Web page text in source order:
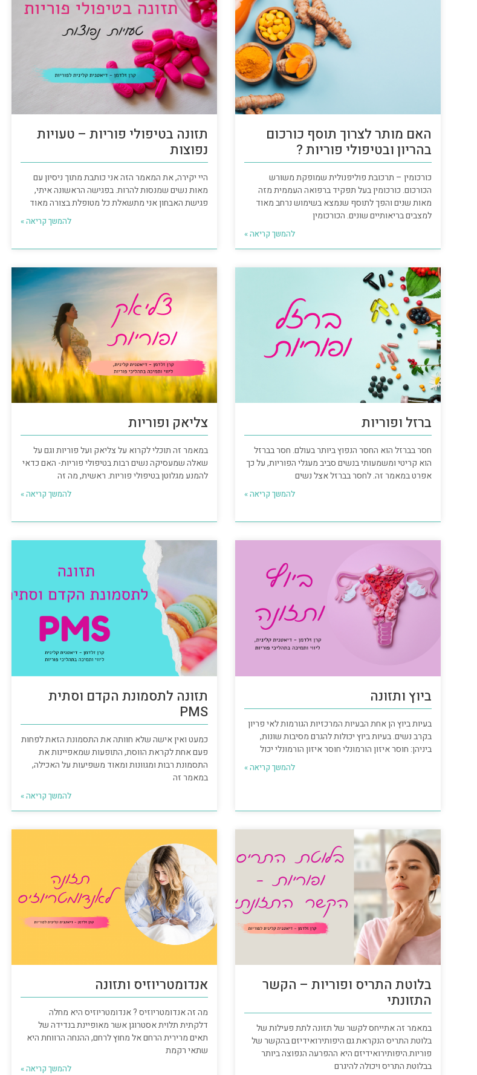
האם מותר לצרוך תוסף כורכום
בהריון ובטיפולי פוריות ?
כורכומין – תרכובת פוליפנולית שמופקת משורש
הכורכום. כורכומין בעל תפקיד ברפואה העממית מזה
מאות שנים והפך לתוסף שנמצא בשימוש נרחב מאוד
למצבים בריאותיים שונים. הכורכומין
להמשך קריאה »
תזונה בטיפולי פוריות – טעויות
נפוצות
היי יקירה, את המאמר הזה אני כותבת מתוך ניסיון עם
מאות נשים שמנסות להרות. בפגישה הראשונה איתי,
פגישת האבחון אני מתשאלת כל מטופלת בצורה מאוד
להמשך קריאה »
ברזל ופוריות
חסר בברזל הוא החסר הנפוץ ביותר בעולם. חסר בברזל
הוא קריטי ומשמעותי בנשים סביב מעגלי הפוריות, על כך
אפרט במאמר זה. לחסר בברזל אצל נשים
להמשך קריאה »
צליאק ופוריות
במאמר זה תוכלי לקרוא על צליאק ועל פוריות וגם על
שאלה שמעסיקה נשים רבות בטיפולי פוריות- האם כדאי
להמנע מגלוטן בטיפולי פוריות. ראשית, מה זה
להמשך קריאה »
ביוץ ותזונה
בעיות ביוץ הן אחת הבעיות המרכזיות הגורמות לאי פריון
בקרב נשים. בעיות ביוץ יכולות להגרם מסיבות שונות,
ביניהן: חוסר איזון הורמונלי חוסר איזון הורמונלי יכול
להמשך קריאה »
תזונה לתסמונת הקדם וסתית
PMS
כמעט ואין אישה שלא חוותה את התסמונת הזאת לפחות
פעם אחת לקראת הווסת, התופעות שמאפיינות את
התסמונת רבות ומגוונות ומאוד משפיעות על האכילה,
במאמר זה
להמשך קריאה »
בלוטת התריס ופוריות – הקשר
התזונתי
במאמר זה אתייחס לקשר של תזונה לתת פעילות של
בלוטת התריס הנקראת גם היפותירואידיזם בהקשר של
פוריות.היפותירואידיזם היא ההפרעה הנפוצה ביותר
בבלוטת התריס ויכולה להיגרם
אנדומטריוזיס ותזונה
מה זה אנדומטריוזיס ? אנדומטריוזיס היא מחלה
דלקתית תלוית אסטרוגן אשר מאופיינת בנדידה של
תאים מרירית הרחם אל מחוץ לרחם, ההנחה הרווחת היא
שתאי רקמת
להמשך קריאה »